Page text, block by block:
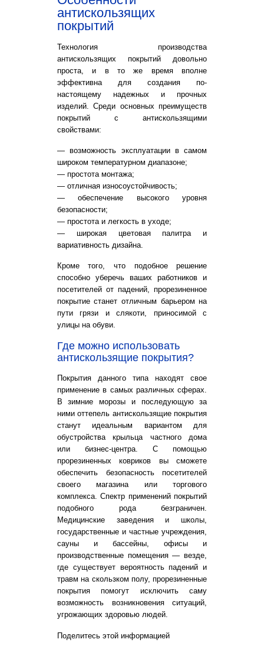
антискользящих
покрытий
Технология производства
антискользящих покрытий довольно
проста, и в то же время вполне
эффективна для создания по-
настоящему надежных и прочных
изделий. Среди основных преимуществ
покрытий с антискользящими
свойствами:
— возможность эксплуатации в самом
широком температурном диапазоне;
— простота монтажа;
— отличная износоустойчивость;
— обеспечение высокого уровня
безопасности;
— простота и легкость в уходе;
— широкая цветовая палитра и
вариативность дизайна.
Кроме того, что подобное решение
способно уберечь ваших работников и
посетителей от падений, прорезиненное
покрытие станет отличным барьером на
пути грязи и слякоти, приносимой с
улицы на обуви.
Где можно использовать
антискользящие покрытия?
Покрытия данного типа находят свое
применение в самых различных сферах.
В зимние морозы и последующую за
ними оттепель антискользящие покрытия
станут идеальным вариантом для
обустройства крыльца частного дома
или бизнес-центра. С помощью
прорезиненных ковриков вы сможете
обеспечить безопасность посетителей
своего магазина или торгового
комплекса. Спектр применений покрытий
подобного рода безграничен.
Медицинские заведения и школы,
государственные и частные учреждения,
сауны и бассейны, офисы и
производственные помещения — везде,
где существует вероятность падений и
травм на скользком полу, прорезиненные
покрытия помогут исключить саму
возможность возникновения ситуаций,
угрожающих здоровью людей.
Поделитесь этой информацией